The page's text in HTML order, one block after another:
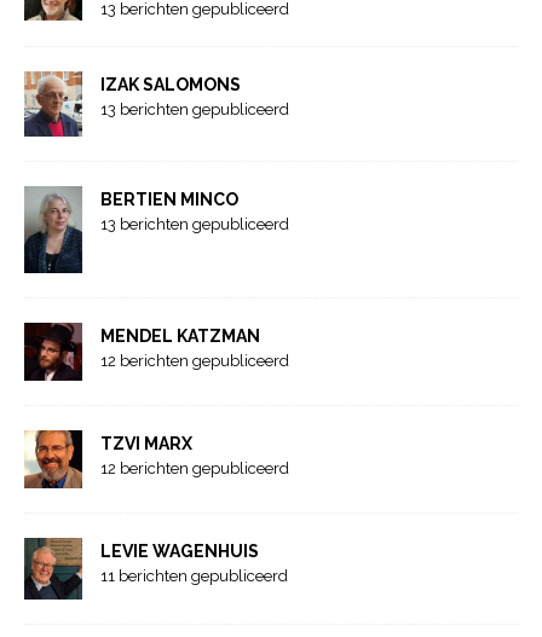
13 berichten gepubliceerd
IZAK SALOMONS
13 berichten gepubliceerd
BERTIEN MINCO
13 berichten gepubliceerd
MENDEL KATZMAN
12 berichten gepubliceerd
TZVI MARX
12 berichten gepubliceerd
LEVIE WAGENHUIS
11 berichten gepubliceerd